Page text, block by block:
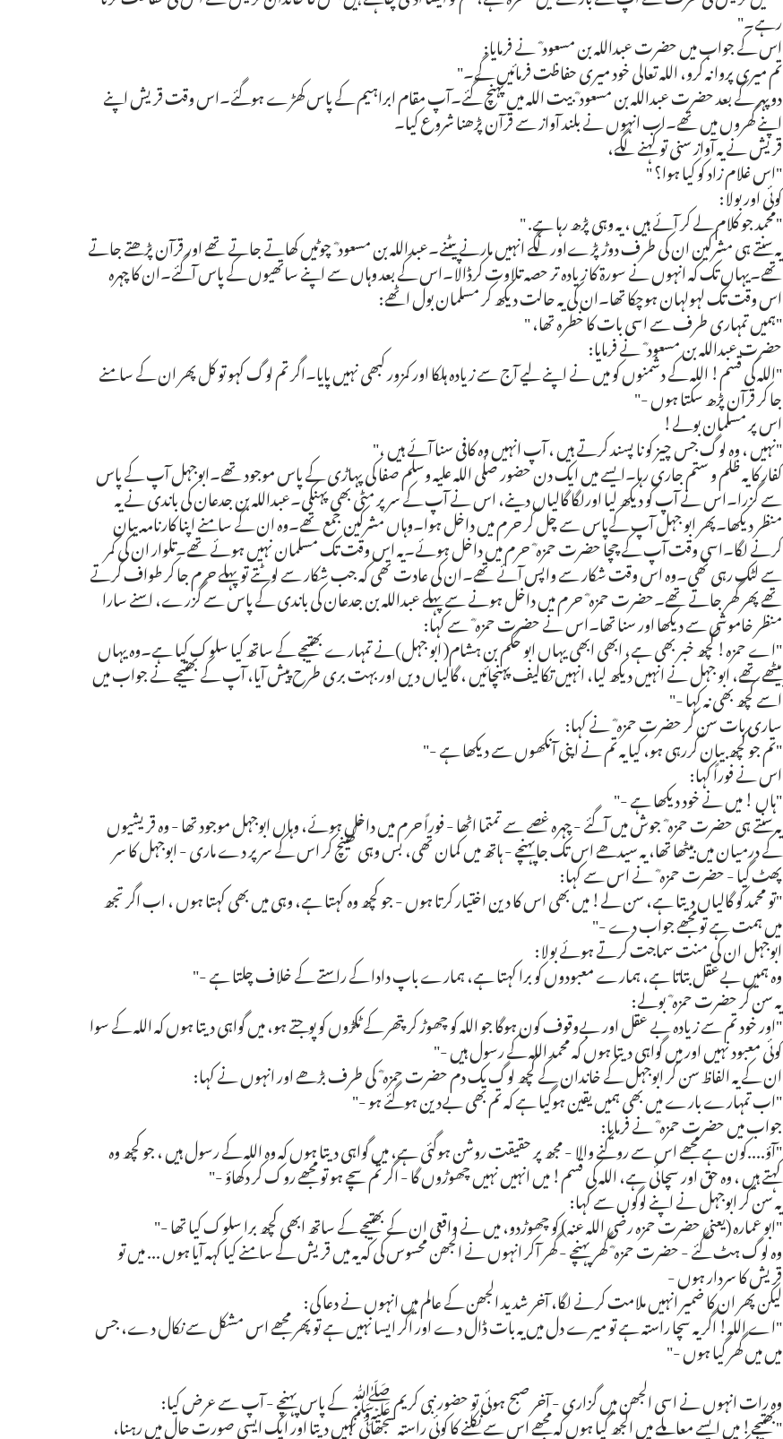
رہے۔"
اس کے جواب میں حضرت عبداللہ بن مسعود ؓ نے فرمایا:
تم میری پروا نہ کرو، اللہ تعالی خود میری حفاظت فرمائیں گے۔"
دوپہر کے بعد حضرت عبداللہ بن مسعود ؓ بیت اللہ میں پہنچ گئے۔آپ مقام ابراہیم کے پاس کھڑے ہوگئے۔اس وقت قریش اپنے
اپنے گھروں میں تھے۔اب انہوں نے بلند آواز سے قرآن پڑھنا شروع کیا۔
قریش نے یہ آواز سنی تو کہنے لگے،
"اس غلام زاد کو کیا ہوا؟ "
کوئی اور بولا:
"محمد جو کلام لے کر آئے ہیں ، یہ وہی پڑھ رہا ہے. "
یہ سنتے ہی مشرکین ان کی طرف دوڑ پڑےاور لگے انہیں مارنے پیٹنے۔عبداللہ بن مسعود ؓ چوٹیں کھاتے جاتے تھے اور قرآن پڑھتے جاتے
تھے۔یہاں تک کہ انہوں نے سورۃ کا زیادہ تر حصہ تلاوت کرڈالا۔اس کے بعد وہاں سے اپنے ساتھیوں کے پاس آگئے۔ان کا چہرہ
اس وقت تک لہولہان ہوچکا تھا۔ان کی یہ حالت دیکھ کر مسلمان بول اٹھے:
"ہمیں تمہاری طرف سے اسی بات کا خطرہ تھا، "
حضرت عبداللہ بن مسعود ؓ نے فرمایا:
"اللہ کی قسم! اللہ کے دشمنوں کو میں نے اپنے لیے آج سے زیادہ ہلکا اور کمزور کبھی نہیں پایا۔اگر تم لوگ کہو تو کل پھر ان کے سامنے
جا کر قرآن پڑھ سکتا ہوں -"
اس پر مسلمان بولے!
"نہیں ، وہ لوگ جس چیز کو نا پسند کرتے ہیں ، آپ انہیں وہ کافی سنا آئے ہیں ،"
کفار کا یہ ظلم و ستم جاری رہا۔ایسے میں ایک دن حضور صلٰی اللہ علیہ وسلم صفا کی پہاڑی کے پاس موجود تھے۔ابوجہل آپ کے پاس
سے گزرا۔اس نے آپ کو دیکھ لیا اورلگا گالیاں دینے، اس نے آپ کے سر پر مٹی بھی پہنکی۔عبداللہ بن جدعان کی باندی نے یہ
منظر دیکھا۔پھر ابو جہل آپ کےپاس سے چل کر حرم میں داخل ہوا۔وہاں مشرکین جمع تھے۔وہ ان کے سامنے اپنا کارنامہ بیان
کرنے لگا۔اسی وقت آپ کے چچا حضرت حمزہ ؓ حرم میں داخل ہوئے۔یہ اس وقت تک مسلمان نہیں ہوئے تھے۔تلوار ان کی کمر
سے لٹک رہی تھی۔وہ اس وقت شکار سے واپس آئے تھے۔ان کی عادت تھی کہ جب شکار سے لوٹتے تو پہلے حرم جا کر طواف کرتے
تھے پھر گھر جاتے تھے۔حضرت حمزہ ؓ حرم میں داخل ہونے سے پہلے عبداللہ بن جدعان کی باندی کے پاس سے گزرے، اسنے سارا
منظر خاموشی سے دیکھا اور سنا تھا۔اس نے حضرت حمزہ ؓ سے کہا:
"اے حمزہ! کچھ خبر بھی ہے، ابھی ابھی یہاں ابو حکم بن ہشام( ابو جہل)نے تمہارے بھتیجے کے ساتھ کیا سلوک کیا ہے۔وہ یہاں
بیٹھے تھے، ابو جہل نے انہیں دیکھ لیا، انہیں تکالیف پہنچائیں ، گالیاں دیں اور بہت بری طرح پیش آیا، آپ کے بھتیجے نے جواب میں
اسے کچھ بھی نہ کہا -"
ساری بات سن کر حضرت حمزہ ؓ نے کہا:
"تم جو کچھ بیان کررہی ہو، کیا یہ تم نے اپنی آنکھوں سے دیکھا ہے -"
اس نے فوراً کہا:
"ہاں ! میں نے خود دیکھا ہے -"
یہ سنتے ہی حضرت حمزہ ؓ جوش میں آگئے - چہرہ غصے سے تمتما اٹھا - فوراً حرم میں داخل ہوئے، وہاں ابوجہل موجود تھا - وہ قریشیوں
کے درمیان میں بیٹھا تھا، یہ سیدھے اس تک جاپہنچے - ہاتھ میں کمان تھی، بس وہی کھینچ کر اس کے سر پر دے ماری - ابوجہل کا سر
پھٹ گیا - حضرت حمزہ ؓ نے اس سے کہا:
"تو محمد کو گالیاں دیتا ہے، سن لے! میں بھی اس کا دین اختیار کرتا ہوں - جو کچھ وہ کہتا ہے، وہی میں بھی کہتا ہوں ، اب اگر تجھ
میں ہمت ہے تو مجھے جواب دے -"
ابوجہل ان کی منت سماجت کرتے ہوئے بولا:
وہ ہمیں بےعقل بتاتا ہے، ہمارے معبودوں کو برا کہتا ہے، ہمارے باپ دادا کے راستے کے خلاف چلتا ہے -"
یہ سن کر حضرت حمزہ ؓ بولے:
"اور خود تم سے زیادہ بے عقل اور بےوقوف کون ہوگا جو اللہ کو چھوڑ کر پتھر کے ٹکڑوں کو پوجتے ہو، میں گواہی دیتا ہوں کہ اللہ کے سوا
کوئی معبود نہیں اور میں گواہی دیتا ہوں کہ محمد اللہ کے رسول ہیں -"
ان کے یہ الفاظ سن کر ابوجہل کے خاندان کے کچھ لوگ یک دم حضرت حمزہ ؓ کی طرف بڑھے اور انہوں نے کہا:
"اب تمہارے بارے میں بھی ہمیں یقین ہوگیا ہے کہ تم بھی بےدین ہوگئے ہو -"
جواب میں حضرت حمزہ ؓ نے فرمایا:
"آؤ....کون ہے مجھے اس سے روکنے والا - مجھ پر حقیقت روشن ہوگئی ہے، میں گواہی دیتا ہوں کہ وہ اللہ کے رسول ہیں ، جو کچھ وہ
کہتے ہیں ، وہ حق اور سچائی ہے، اللہ کی قسم! میں انہیں نہیں چھوڑوں گا - اگر تم سچے ہو تو مجھے روک کر دکھاؤ -"
یہ سن کر ابوجہل نے اپنے لوگوں سے کہا:
"ابو عمارہ (یعنی حضرت حمزہ رضی اللہ عنہ) کو چھوڑدو، میں نے واقعی ان کے بھتیجے کے ساتھ ابھی کچھ برا سلوک کیا تھا -"
وہ لوگ ہٹ گئے - حضرت حمزہ ؓ گھر پہنچے - گھر آکر انہوں نے الجھن محسوس کی کہ یہ میں قریش کے سامنے کیا کہہ آیا ہوں ... میں تو
قریش کا سردار ہوں -
لیکن پھر ان کا ضمیر انہیں ملامت کرنے لگا، آخر شدید الجھن کے عالم میں انہوں نے دعا کی:
"اے اللہ! اگر یہ سچا راستہ ہے تو میرے دل میں یہ بات ڈال دے اور اگر ایسا نہیں ہے تو پھر مجھے اس مشکل سے نکال دے، جس
میں میں گھر گیا ہوں -"
وہ رات انہوں نے اسی الجھن میں گزاری - آخر صبح ہوئی تو حضور نبی کریم ﷺ کے پاس پہنچے - آپ سے عرض کیا:
"بھتیجے! میں ایسے معاملے میں الجھ گیا ہوں کہ مجھے اس سے نکلنے کا کوئی راستہ سجھائی نہیں دیتا اور ایک ایسی صورت حال میں رہنا،